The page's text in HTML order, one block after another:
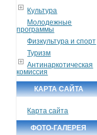
Культура
Молодежные
программы
Физкультура и спорт
Туризм
Антинаркотическая
комиссия
КАРТА САЙТА
Карта сайта
ФОТО-ГАЛЕРЕЯ